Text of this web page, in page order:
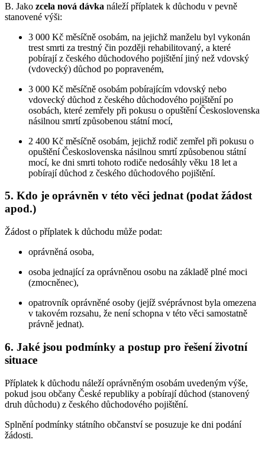
B. Jako zcela nová dávka náleží příplatek k důchodu v pevně
stanovené výši:
3 000 Kč měsíčně osobám, na jejichž manželu byl vykonán
trest smrti za trestný čin později rehabilitovaný, a které
pobírají z českého důchodového pojištění jiný než vdovský
(vdovecký) důchod po popraveném,
3 000 Kč měsíčně osobám pobírajícím vdovský nebo
vdovecký důchod z českého důchodového pojištění po
osobách, které zemřely při pokusu o opuštění Československa
násilnou smrtí způsobenou státní mocí,
2 400 Kč měsíčně osobám, jejichž rodič zemřel při pokusu o
opuštění Československa násilnou smrtí způsobenou státní
mocí, ke dni smrti tohoto rodiče nedosáhly věku 18 let a
pobírají důchod z českého důchodového pojištění.
5. Kdo je oprávněn v této věci jednat (podat žádost
apod.)
Žádost o příplatek k důchodu může podat:
oprávněná osoba,
osoba jednající za oprávněnou osobu na základě plné moci
(zmocněnec),
opatrovník oprávněné osoby (jejíž svéprávnost byla omezena
v takovém rozsahu, že není schopna v této věci samostatně
právně jednat).
6. Jaké jsou podmínky a postup pro řešení životní
situace
Příplatek k důchodu náleží oprávněným osobám uvedeným výše,
pokud jsou občany České republiky a pobírají důchod (stanovený
druh důchodu) z českého důchodového pojištění.
Splnění podmínky státního občanství se posuzuje ke dni podání
žádosti.